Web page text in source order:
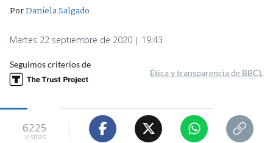
PorDaniela Salgado
Martes 22 septiembre de 2020 | 19:43
Seguimos criterios de
Ética y transparencia de BBCL
6225
visitas